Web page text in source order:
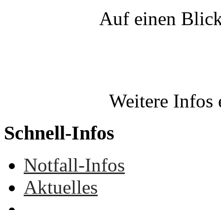
Auf einen
Weitere Infos
Schnell-Infos
Notfall-Infos
Aktuelles